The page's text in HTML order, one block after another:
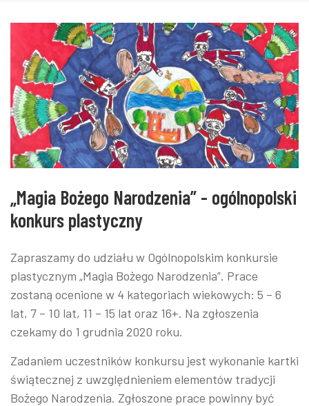
„Magia Bożego Narodzenia” - ogólnopolski
konkurs plastyczny
Zapraszamy do udziału w Ogólnopolskim konkursie
plastycznym „Magia Bożego Narodzenia”. Prace
zostaną ocenione w 4 kategoriach wiekowych: 5 – 6
lat, 7 – 10 lat, 11 – 15 lat oraz 16+. Na zgłoszenia
czekamy do 1 grudnia 2020 roku.
Zadaniem uczestników konkursu jest wykonanie kartki
świątecznej z uwzględnieniem elementów tradycji
Bożego Narodzenia. Zgłoszone prace powinny być